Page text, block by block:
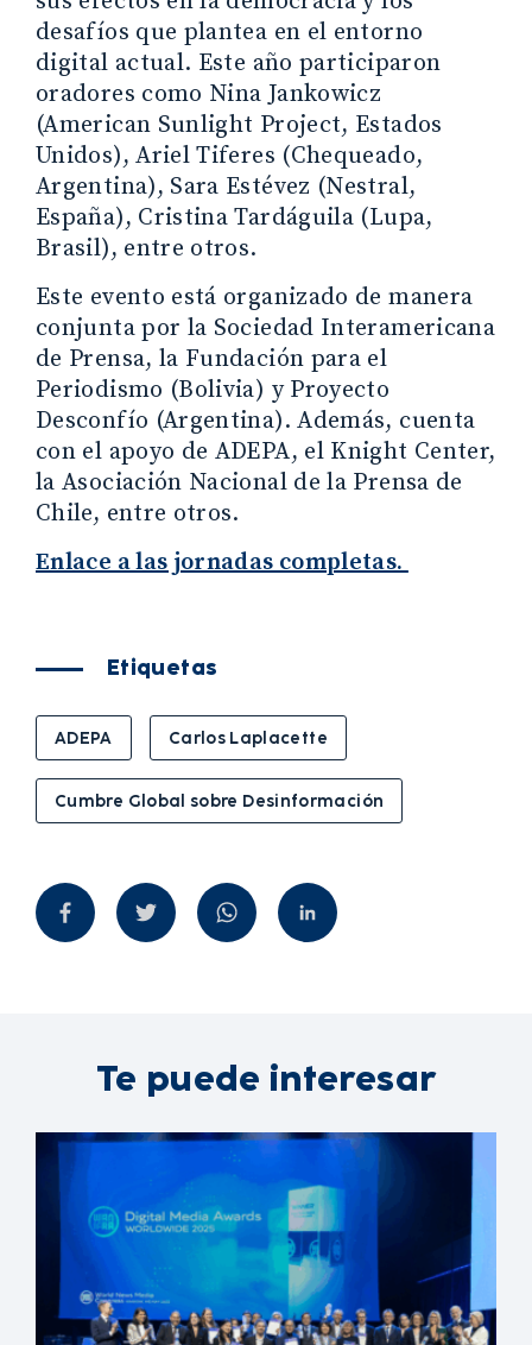
desafíos que plantea en el entorno
digital actual. Este año participaron
oradores como Nina Jankowicz
(American Sunlight Project, Estados
Unidos), Ariel Tiferes (Chequeado,
Argentina), Sara Estévez (Nestral,
España), Cristina Tardáguila (Lupa,
Brasil), entre otros.
Este evento está organizado de manera
conjunta por la Sociedad Interamericana
de Prensa, la Fundación para el
Periodismo (Bolivia) y Proyecto
Desconfío (Argentina). Además, cuenta
con el apoyo de ADEPA, el Knight Center,
la Asociación Nacional de la Prensa de
Chile, entre otros.
Enlace a las jornadas completas.
Etiquetas
ADEPA Carlos Laplacette
Cumbre Global sobre Desinformación
Te puede interesar